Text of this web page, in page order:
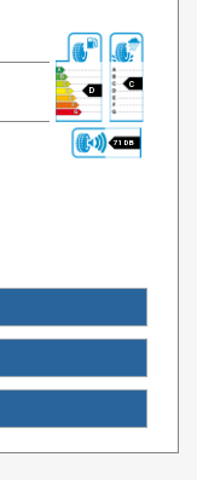
D
C
71 DB